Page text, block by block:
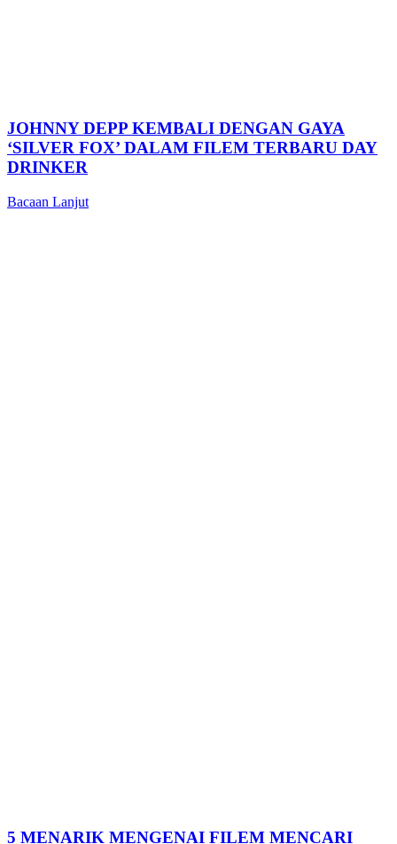
JOHNNY DEPP KEMBALI DENGAN GAYA
‘SILVER FOX’ DALAM FILEM TERBARU DAY
DRINKER
Bacaan Lanjut
5 MENARIK MENGENAI FILEM MENCARI